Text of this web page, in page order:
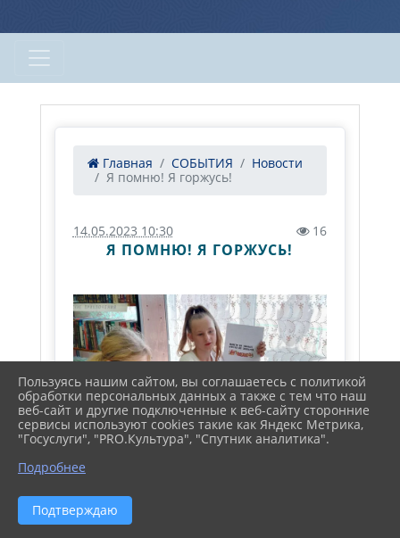
Главная СОБЫТИЯ
Новости
Я помню! Я горжусь!
14.05.2023 10:30 16
Я ПОМНЮ! Я ГОРЖУСЬ!
Пользуясь нашим сайтом, вы соглашаетесь с политикой
обработки персональных данных а также с тем что наш
веб-сайт и другие подключенные к веб-сайту сторонние
сервисы используют cookies такие как Яндекс Метрика,
"Госуслуги", "PRO.Культура", "Спутник аналитика".
Подробнее
Подтверждаю